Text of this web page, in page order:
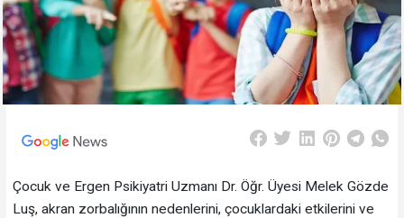
Çocuk ve Ergen Psikiyatri Uzmanı Dr. Öğr. Üyesi Melek Gözde
Luş, akran zorbalığının nedenlerini, çocuklardaki etkilerini ve